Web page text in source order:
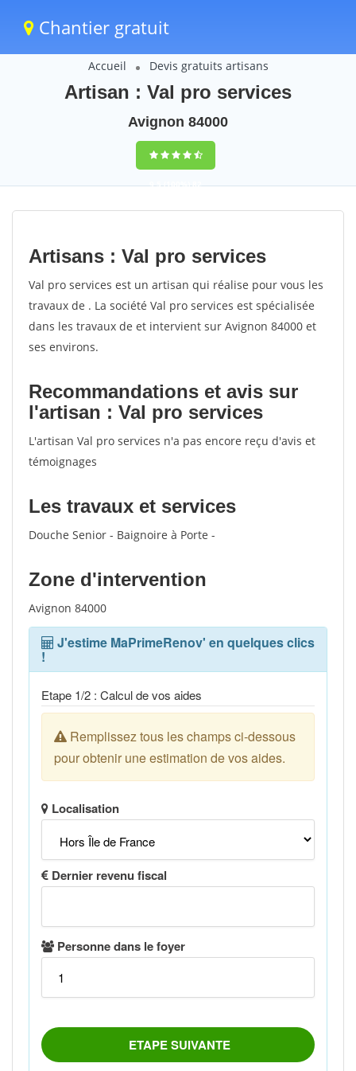
Chantier gratuit
Accueil Devis gratuits artisans
Artisan : Val pro services
Avignon 84000
9,5(100%)82
votes
Artisans : Val pro services
Val pro services est un artisan qui réalise pour vous les
travaux de . La société Val pro services est spécialisée
dans les travaux de et intervient sur Avignon 84000 et
ses environs.
Recommandations et avis sur
l'artisan : Val pro services
L'artisan Val pro services n'a pas encore reçu d'avis et
témoignages
Les travaux et services
Douche Senior - Baignoire à Porte -
Zone d'intervention
Avignon 84000